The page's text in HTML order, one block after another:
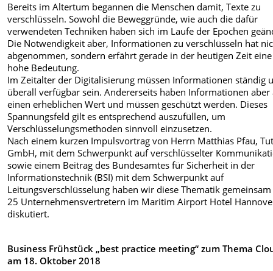
Bereits im Altertum begannen die Menschen damit, Texte zu
verschlüsseln. Sowohl die Beweggründe, wie auch die dafür
verwendeten Techniken haben sich im Laufe der Epochen
Die Notwendigkeit aber, Informationen zu verschlüsseln hat
abgenommen, sondern erfährt gerade in der heutigen Zeit eine
hohe Bedeutung.
Im Zeitalter der Digitalisierung müssen Informationen ständig
überall verfügbar sein. Andererseits haben Informationen aber
einen erheblichen Wert und müssen geschützt werden. Dieses
Spannungsfeld gilt es entsprechend auszufüllen, um
Verschlüsselungsmethoden sinnvoll einzusetzen.
Nach einem kurzen Impulsvortrag von Herrn Matthias Pfau,
GmbH, mit dem Schwerpunkt auf verschlüsselter
sowie einem Beitrag des Bundesamtes für Sicherheit in der
Informationstechnik (BSI) mit dem Schwerpunkt auf
Leitungsverschlüsselung haben wir diese Thematik
25 Unternehmensvertretern im Maritim Airport Hotel
diskutiert.
Business Frühstück „best practice meeting“ zum Thema
am 18. Oktober 2018